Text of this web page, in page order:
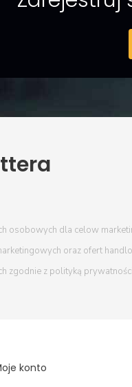
osobowych dla celow
oraz ofert
zgodnie z polityką prywatności
konto